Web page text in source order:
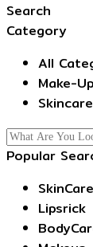
Search
Category
All
Make-Up
Skincare
Popular
SkinCare
Lipsrick